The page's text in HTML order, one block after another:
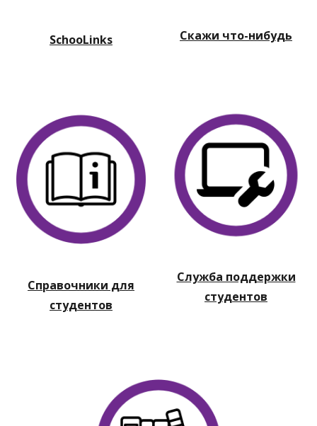
SchooLinks Скажи что-нибудь
Справочники для
студентов
Служба поддержки
студентов